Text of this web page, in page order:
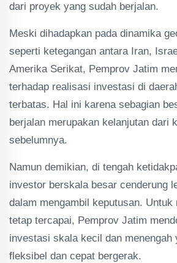
dari proyek yang sudah berjalan.
Meski dihadapkan pada dinamika
seperti ketegangan antara Iran,
Amerika Serikat, Pemprov Jatim
terhadap realisasi investasi di
terbatas. Hal ini karena sebagian
berjalan merupakan kelanjutan dari
sebelumnya.
Namun demikian, di tengah
investor berskala besar cenderung
dalam mengambil keputusan. Untuk
tetap tercapai, Pemprov Jatim
investasi skala kecil dan menengah
fleksibel dan cepat bergerak.